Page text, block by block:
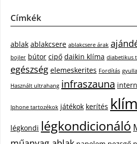
Címkék
ablak ablakcsere ablakcsere árak
bojler bútor cipő daikin klíma diabetikus
egészség elemeskerites Fordítás
Használt ultrahang infraszauna
Iphone tartozékok játékok kerítés
légkondi légkondicionáló